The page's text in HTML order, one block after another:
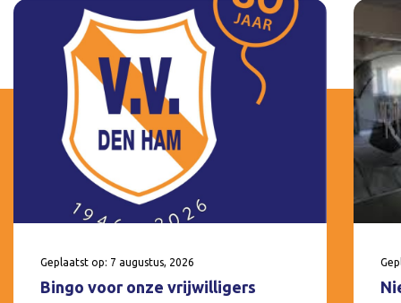
Geplaatst op: 7 augustus, 2026
Bingo voor onze vrijwilligers